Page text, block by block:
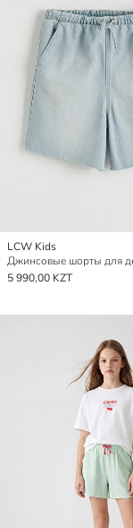
LCW Kids
5 990,00 KZT